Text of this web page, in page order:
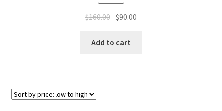
$160.00 $90.00
Add to cart